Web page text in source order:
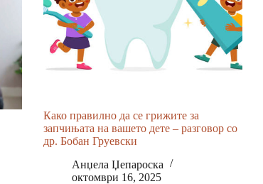
Како правилно да се грижите за
запчињата на вашето дете – разговор со
др. Бобан Груевски
Анџела Џепароска
октомври 16, 2025